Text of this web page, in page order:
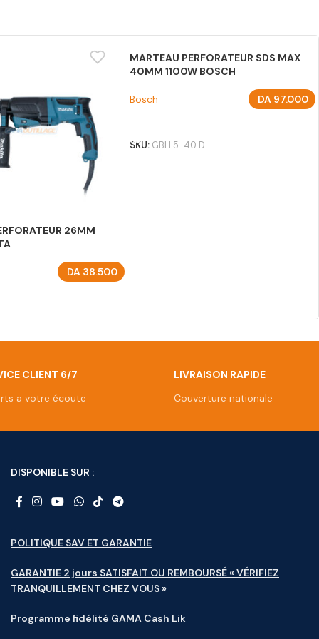
26MM
DA38.500
MARTEAU PERFORATEUR SDS MAX
40MM 1100W BOSCH
Bosch DA97.000
SKU: GBH 5-40 D
CLIENT 6/7
a votre écoute
LIVRAISON RAPIDE
Couverture nationale
DISPONIBLE SUR :
POLITIQUE SAV ET GARANTIE
GARANTIE 2 jours SATISFAIT OU REMBOURSÉ « VÉRIFIEZ
TRANQUILLEMENT CHEZ VOUS »
Programme fidélité GAMA Cash Lik